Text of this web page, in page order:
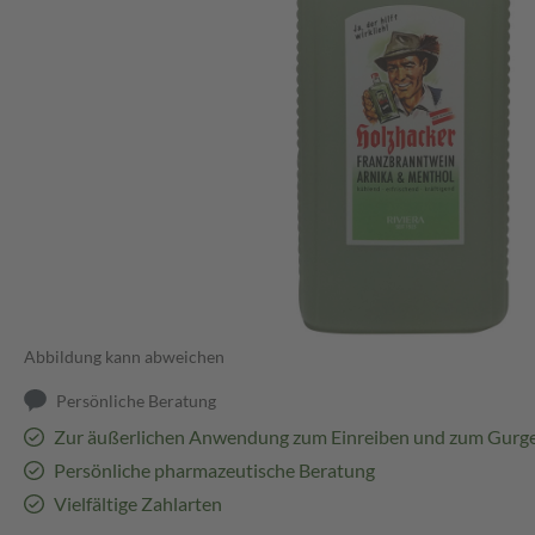
Abbildung kann abweichen
Persönliche Beratung
Zur äußerlichen Anwendung zum Einreiben und zum
Persönliche pharmazeutische Beratung
Vielfältige Zahlarten